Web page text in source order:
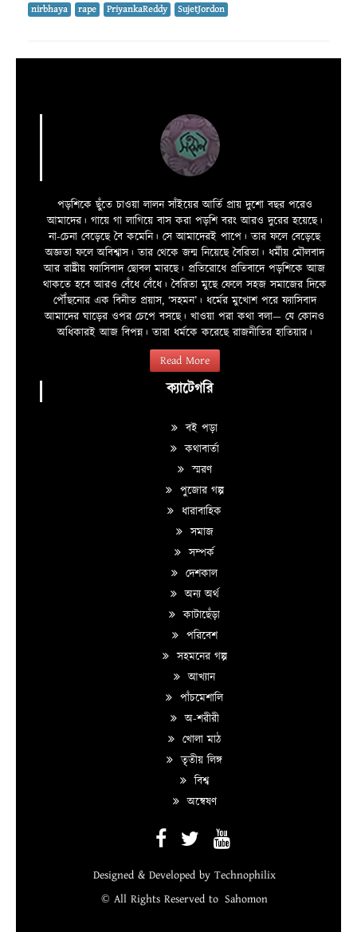
nirbhaya rape PriyankaReddy SujetJordon
পড়শিকে ছুঁতে চাওয়া লালন সাঁইয়ের আর্তি প্রায় দুশো বছর পরেও
আমাদের। গায়ে গা লাগিয়ে বাস করা পড়শি বরং আরও দুরের হয়েছে।
না-চেনা বেড়েছে বৈ কমেনি। সে আমাদেরই পাপে। তার ফলে বেড়েছে
অজ্ঞতা ফলে অবিশ্বাস। তার থেকে জন্ম নিয়েছে বৈরিতা। ধর্মীয় মৌলবাদ
আর রাষ্ট্রীয় ফ্যাসিবাদ ছোবল মারছে। প্রতিরোধে প্রতিবাদে পড়শিকে আজ
থাকতে হবে আরও বেঁধে বেঁধে। বৈরিতা মুছে ফেলে সহজ সমাজের দিকে
পৌঁছনোর এক বিনীত প্রয়াস, ‘সহমন’। ধর্মের মুখোশ পরে ফ্যাসিবাদ
আমাদের ঘাড়ের ওপর চেপে বসছে। খাওয়া পরা কথা বলা—­­ যে কোনও
অধিকারই আজ বিপন্ন। তারা ধর্মকে করেছে রাজনীতির হাতিয়ার।
Read More
ক্যাটেগরি
বই পড়া
কথাবার্তা
স্মরণ
পুজোর গল্প
ধারাবাহিক
সমাজ
সম্পর্ক
দেশকাল
অন্য অর্থ
কাটাছেঁড়া
পরিবেশ
সহমনের গল্প
আখ্যান
পাঁচমেশালি
অ-শরীরী
খোলা মাঠ
তৃতীয় লিঙ্গ
বিশ্ব
অন্বেষণ
Designed & Developed by Technophilix
© All Rights Reserved to Sahomon